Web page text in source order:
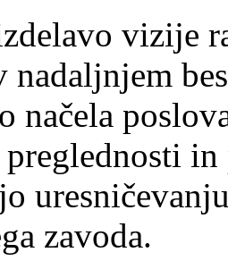
vizije
nadaljnjem
načela
zavoda.